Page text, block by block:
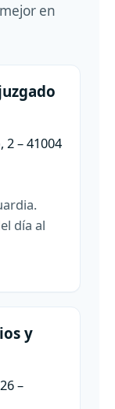
en
2 – 41004
día al
y
–